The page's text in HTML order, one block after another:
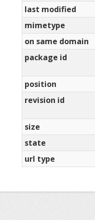
last modified
mimetype
on same domain
package id
position
revision id
size
state
url type